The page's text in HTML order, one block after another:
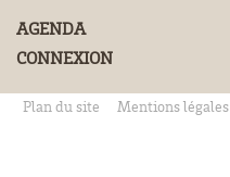
AGENDA
CONNEXION
Plan du site Mentions légales